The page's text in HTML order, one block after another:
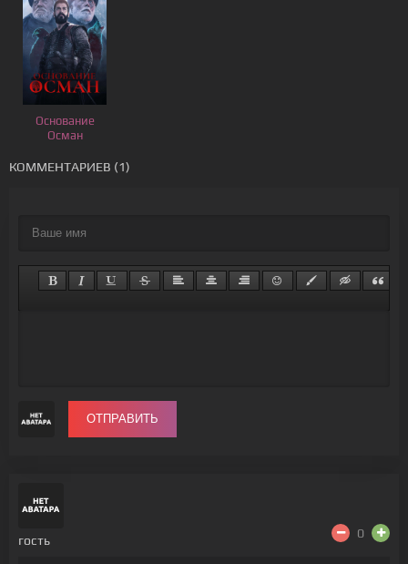
Основание
Осман
КОММЕНТАРИЕВ (1)
ОТПРАВИТЬ
гость 0